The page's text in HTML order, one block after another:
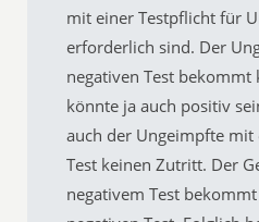
mit einer Testpflicht für
erforderlich sind. Der
negativen Test
könnte ja auch positiv
auch der Ungeimpfte
Test keinen Zutritt. Der
negativem Test